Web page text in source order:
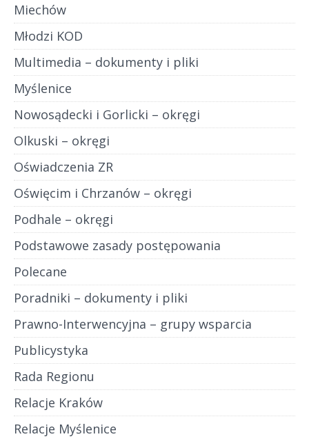
Miechów
Młodzi KOD
Multimedia – dokumenty i pliki
Myślenice
Nowosądecki i Gorlicki – okręgi
Olkuski – okręgi
Oświadczenia ZR
Oświęcim i Chrzanów – okręgi
Podhale – okręgi
Podstawowe zasady postępowania
Polecane
Poradniki – dokumenty i pliki
Prawno-Interwencyjna – grupy wsparcia
Publicystyka
Rada Regionu
Relacje Kraków
Relacje Myślenice